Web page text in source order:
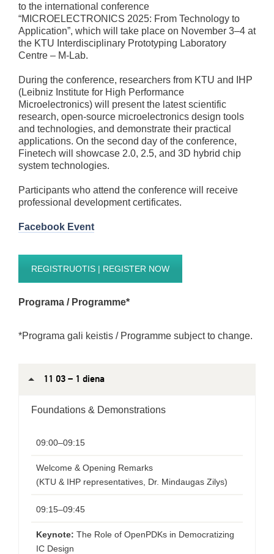
to the international conference
“MICROELECTRONICS 2025: From Technology to
Application”, which will take place on November 3–4 at
the KTU Interdisciplinary Prototyping Laboratory
Centre – M-Lab.
During the conference, researchers from KTU and IHP
(Leibniz Institute for High Performance
Microelectronics) will present the latest scientific
research, open-source microelectronics design tools
and technologies, and demonstrate their practical
applications. On the second day of the conference,
Finetech will showcase 2.0, 2.5, and 3D hybrid chip
system technologies.
Participants who attend the conference will receive
professional development certificates.
Facebook Event
REGISTRUOTIS | REGISTER NOW
Programa / Programme*
*Programa gali keistis / Programme subject to change.
11 03 – 1 diena
Foundations & Demonstrations
09:00–09:15
Welcome & Opening Remarks
(KTU & IHP representatives, Dr. Mindaugas Zilys)
09:15–09:45
Keynote: The Role of OpenPDKs in Democratizing
IC Design